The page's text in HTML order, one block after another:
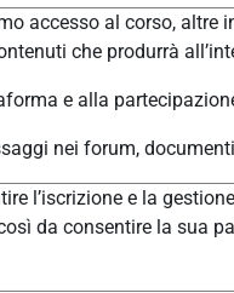
accesso al corso, altre
che produrrà
e alla
nei forum,
l’iscrizione e la
da consentire la sua